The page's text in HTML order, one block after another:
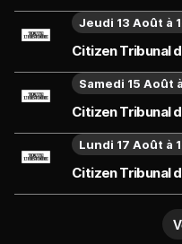
Citizen Tribunal
Jeudi 13 Août à
Citizen Tribunal
Samedi 15 Août
Citizen Tribunal
Lundi 17 Août à